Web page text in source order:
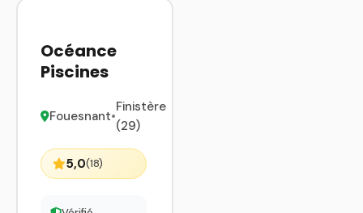
Océance
Piscines
Fouesnant•
Finistère
(29)
5,0(18)